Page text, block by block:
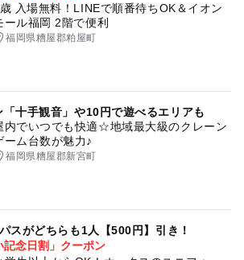
入場無料！LINEで順番待ちOK＆イオン
ール福岡 2階で便利
福岡県糟屋郡粕屋町
十手観音」や10円で遊べるエリアも
内でいつでも快適☆地域最大級のクレーン
ーム台数が魅力♪
福岡県糟屋郡新宮町
スがどちらも1人【500円】引き！
記念日割」クーポン